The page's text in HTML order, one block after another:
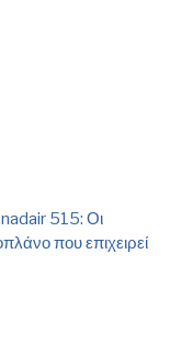
515: Οι
που επιχειρεί